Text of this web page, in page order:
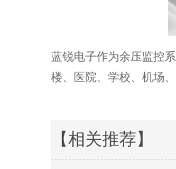
蓝锐电子作为余压监控
楼、医院、学校、机场
【相关推荐】